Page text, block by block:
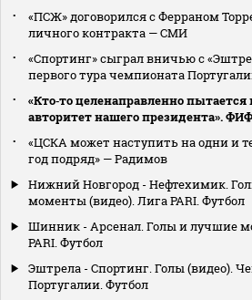
«ПСЖ» договорился с Ферраном
личного контракта — СМИ
«Спортинг» сыграл вничью с
первого тура чемпионата
«Кто‑то целенаправленно пытается
авторитет нашего президента».
«ЦСКА может наступить на одни и
год подряд» — Радимов
Нижний Новгород - Нефтехимик.
моменты (видео). Лига PARI. Футбол
Шинник - Арсенал. Голы и лучшие
PARI. Футбол
Эштрела - Спортинг. Голы (видео).
Португалии. Футбол